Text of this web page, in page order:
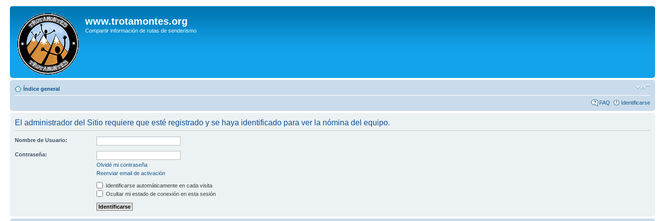
www.trotamontes.org
Compartir información de rutas de senderismo
Índice general
FAQ Identificarse
El administrador del Sitio requiere que esté registrado y se haya identificado para ver la nómina del equipo.
Nombre de Usuario:
Contraseña:
Olvidé mi contraseña
Reenviar email de activación
Identificarse automáticamente en cada visita
Ocultar mi estado de conexión en esta sesión